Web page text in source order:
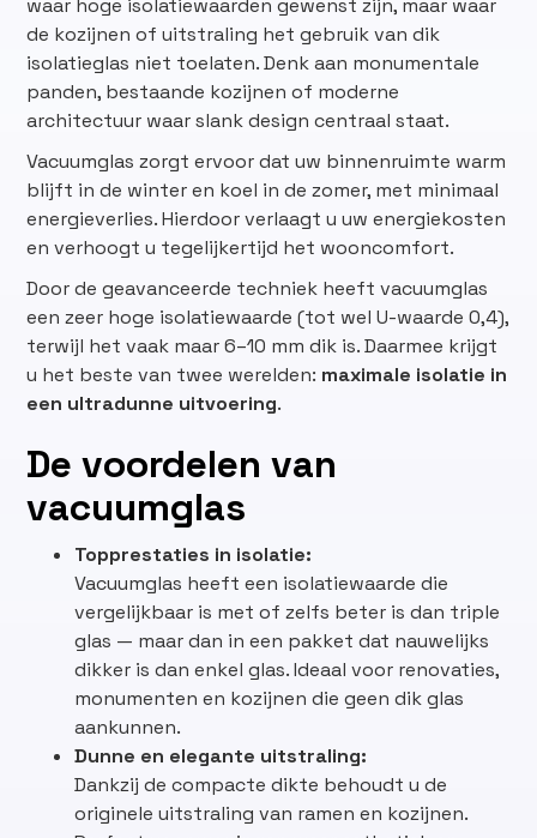
waar hoge isolatiewaarden gewenst zijn, maar waar
de kozijnen of uitstraling het gebruik van dik
isolatieglas niet toelaten. Denk aan monumentale
panden, bestaande kozijnen of moderne
architectuur waar slank design centraal staat.
Vacuumglas zorgt ervoor dat uw binnenruimte warm
blijft in de winter en koel in de zomer, met minimaal
energieverlies. Hierdoor verlaagt u uw energiekosten
en verhoogt u tegelijkertijd het wooncomfort.
Door de geavanceerde techniek heeft vacuumglas
een zeer hoge isolatiewaarde (tot wel U-waarde 0,4),
terwijl het vaak maar 6–10 mm dik is. Daarmee krijgt
u het beste van twee werelden: maximale isolatie in
een ultradunne uitvoering.
De voordelen van
vacuumglas
Topprestaties in isolatie:
Vacuumglas heeft een isolatiewaarde die
vergelijkbaar is met of zelfs beter is dan triple
glas — maar dan in een pakket dat nauwelijks
dikker is dan enkel glas. Ideaal voor renovaties,
monumenten en kozijnen die geen dik glas
aankunnen.
Dunne en elegante uitstraling:
Dankzij de compacte dikte behoudt u de
originele uitstraling van ramen en kozijnen.